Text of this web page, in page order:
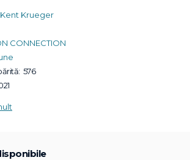
Krueger
CONNECTION
576